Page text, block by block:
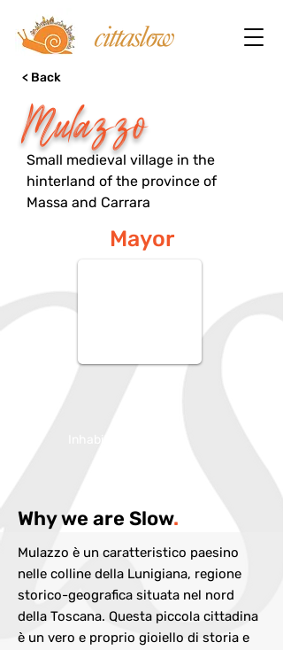
Mulazzo
< Back
Small medieval village in the
hinterland of the province of
Massa and Carrara
Mayor
Why we are Slow.
Mulazzo è un caratteristico paesino
nelle colline della Lunigiana, regione
storico-geografica situata nel nord
della Toscana. Questa piccola cittadina
è un vero e proprio gioiello di storia e